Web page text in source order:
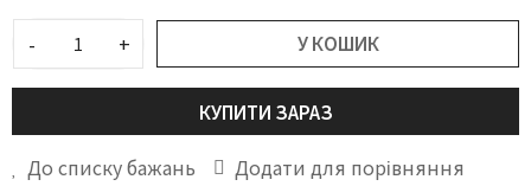
- + У КОШИК
КУПИТИ ЗАРАЗ
До списку бажань Додати для порівняння